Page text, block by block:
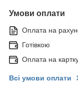
Умови оплати
Оплата на
Готівкою
Оплата на
Всі умови оплати